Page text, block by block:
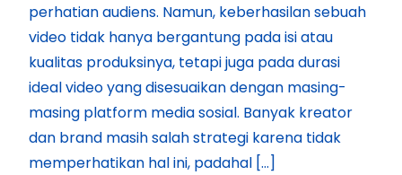
perhatian audiens. Namun, keberhasilan sebuah
video tidak hanya bergantung pada isi atau
kualitas produksinya, tetapi juga pada durasi
ideal video yang disesuaikan dengan masing-
masing platform media sosial. Banyak kreator
dan brand masih salah strategi karena tidak
memperhatikan hal ini, padahal […]